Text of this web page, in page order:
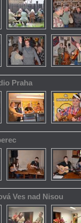
Praha
Ves nad Nisou